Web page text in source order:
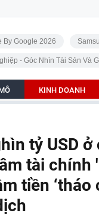
By Google 2026
- Góc Nhìn Tài Sản Và
KINH DOANH
tỷ USD
tài
tiền ‘tháo